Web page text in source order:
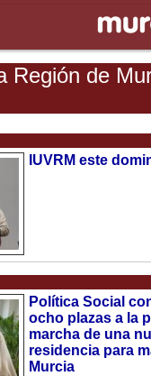
Región de
IUVRM este
Política Social
ocho plazas a la
marcha de una
residencia para
Murcia